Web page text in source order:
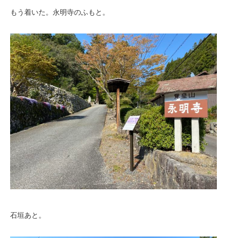
もう着いた。永明寺のふもと。
石垣あと。